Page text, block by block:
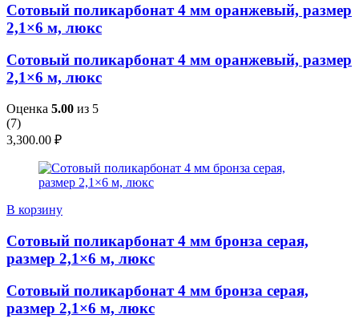
Сотовый поликарбонат 4 мм оранжевый, размер
2,1×6 м, люкс
Сотовый поликарбонат 4 мм оранжевый, размер
2,1×6 м, люкс
Оценка 5.00 из 5
(7)
3,300.00 ₽
В корзину
Сотовый поликарбонат 4 мм бронза серая,
размер 2,1×6 м, люкс
Сотовый поликарбонат 4 мм бронза серая,
размер 2,1×6 м, люкс